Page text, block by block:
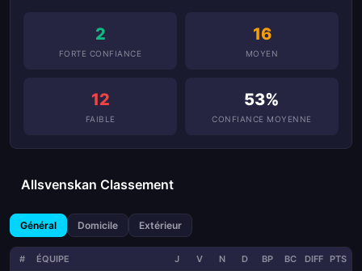
2
FORTE CONFIANCE
16
MOYEN
12
FAIBLE
53%
CONFIANCE MOYENNE
Allsvenskan Classement
Général Domicile Extérieur
# ÉQUIPE J V N D BP BC DIFF PTS